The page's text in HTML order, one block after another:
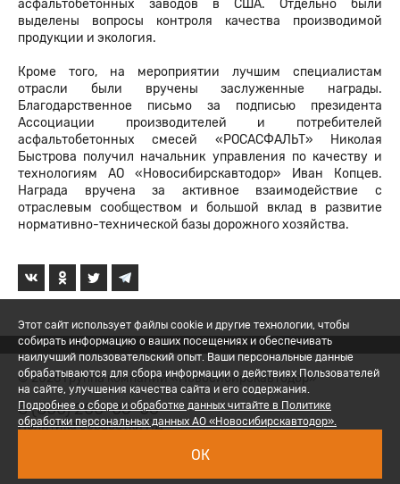
асфальтобетонных заводов в США. Отдельно были
выделены вопросы контроля качества производимой
продукции и экология.
Кроме того, на мероприятии лучшим специалистам
отрасли были вручены заслуженные награды.
Благодарственное письмо за подписью президента
Ассоциации производителей и потребителей
асфальтобетонных смесей «РОСАСФАЛЬТ» Николая
Быстрова получил начальник управления по качеству и
технологиям АО «Новосибирскавтодор» Иван Копцев.
Награда вручена за активное взаимодействие с
отраслевым сообществом и большой вклад в развитие
нормативно-технической базы дорожного хозяйства.
© 2026 Группа компаний «Новосибирскавтодор»
8 (800) 200-05-06
Политика обработки ПД
Этот сайт использует файлы cookie и другие технологии, чтобы
собирать информацию о ваших посещениях и обеспечивать
наилучший пользовательский опыт. Ваши персональные данные
обрабатываются для сбора информации о действиях Пользователей
на сайте, улучшения качества сайта и его содержания.
Подробнее о сборе и обработке данных читайте в Политике
обработки персональных данных АО «Новосибирскавтодор».
ОК